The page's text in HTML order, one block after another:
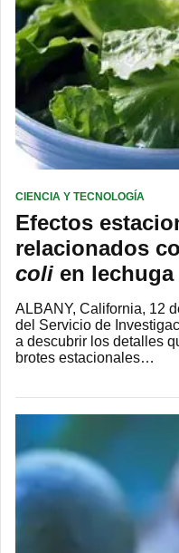
CIENCIA Y TECNOLOGÍA
Efectos
relacionados
coli en
ALBANY, California, 12
del Servicio de
a descubrir los detalles
brotes estacionales…